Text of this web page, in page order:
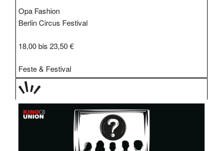
Opa Fashion
Berlin Circus Festival
18,00 bis 23,50 €
Feste & Festival
TAGE
STIPP